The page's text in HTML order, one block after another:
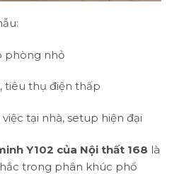
phòng nhỏ
tiêu thụ điện thấp
tại nhà, setup hiện đại
Y102 của Nội thất 168 là
trong phân khúc phổ